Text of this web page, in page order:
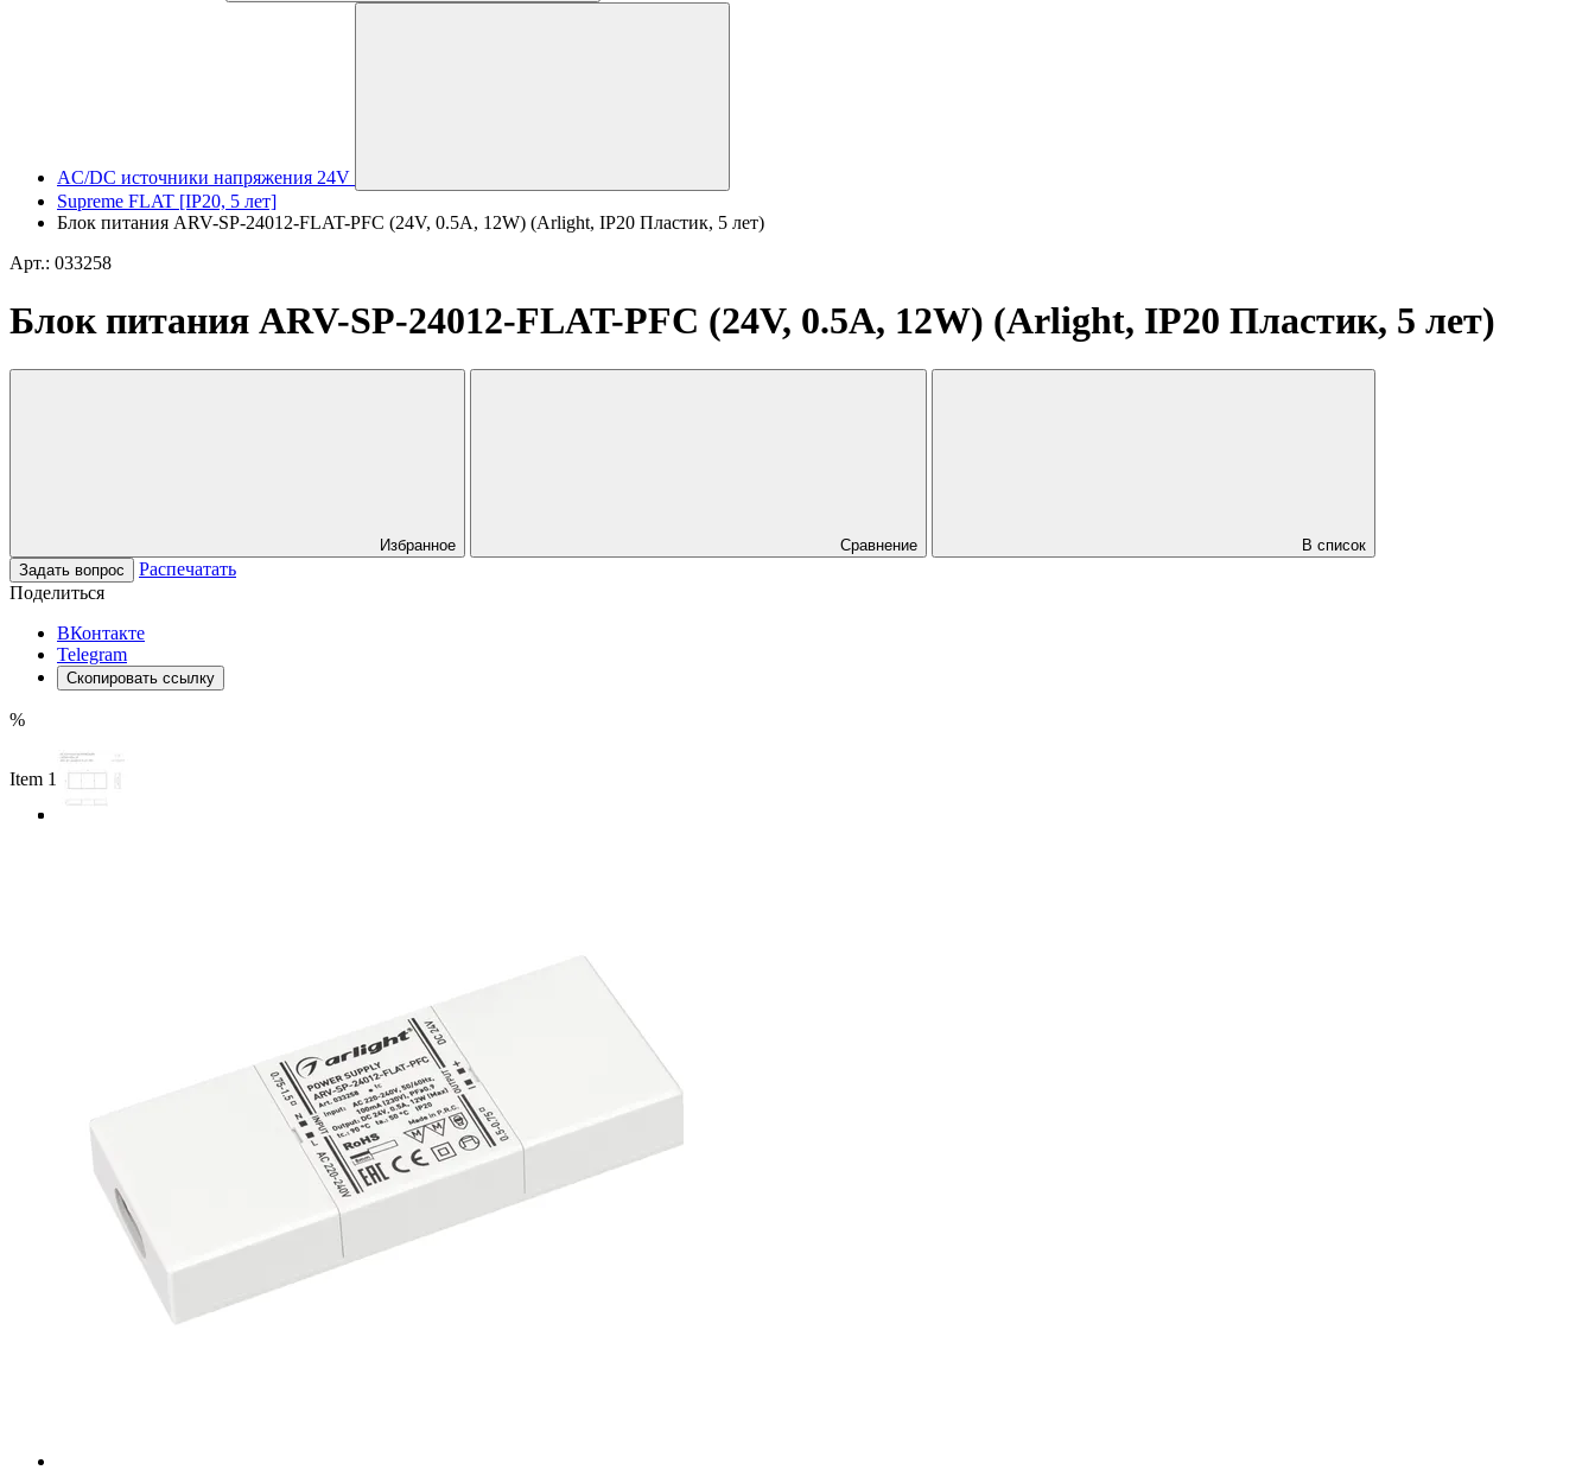
AC/DC источники напряжения 24V
Supreme FLAT [IP20, 5 лет]
Блок питания ARV-SP-24012-FLAT-PFC (24V, 0.5A, 12W) (Arlight, IP20 Пластик, 5 лет)
Арт.: 033258
Блок питания ARV-SP-24012-FLAT-PFC (24V, 0.5A, 12W) (Arlight, IP20 Пластик, 5 лет)
Избранное Сравнение
В список
Задать вопрос
Распечатать
Поделиться
ВКонтакте
Telegram
Скопировать ссылку
%
Item 1 of 3